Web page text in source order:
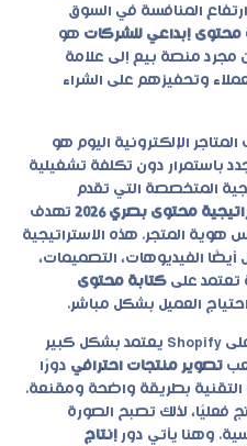
المنافسة في السوق
إبداعي للشركات هو
مجرد منصة بيع إلى علامة
وتحفيزهم على الشراء
الإلكترونية اليوم هو
باستمرار دون تكلفة تشغيلية
المتخصصة التي تقدم
محتوى بصري 2026
تهدف
هوية المتجر. هذه الاستراتيجية
الفيديوهات، التصميمات،
تعتمد على كتابة محتوى
العميل بشكل مباشر.
كما أن نجاح أي متجر إلكترونيات على Shopify يعتمد بشكل كبير
تصوير منتجات احترافي دورًا
التقنية بطريقة واضحة ومقنعة.
فعليًا، لذلك تصبح الصورة
وهنا يأتي دور إنتاج